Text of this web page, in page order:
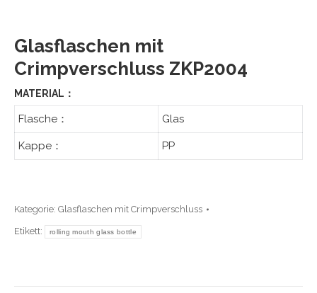
Glasflaschen mit
Crimpverschluss ZKP2004
MATERIAL：
Flasche： Glas
Kappe： PP
Kategorie: Glasflaschen mit Crimpverschluss
Etikett: rolling mouth glass bottle